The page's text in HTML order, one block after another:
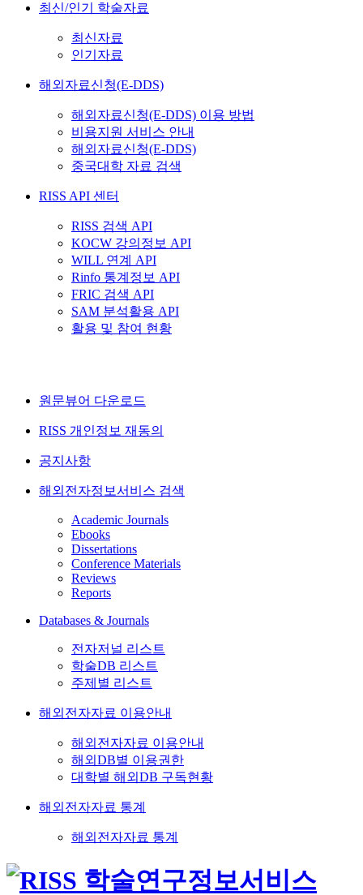
최신/인기 학술자료
최신자료
인기자료
해외자료신청(E-DDS)
해외자료신청(E-DDS) 이용 방법
비용지원 서비스 안내
해외자료신청(E-DDS)
중국대학 자료 검색
RISS API 센터
RISS 검색 API
KOCW 강의정보 API
WILL 연계 API
Rinfo 통계정보 API
FRIC 검색 API
SAM 분석활용 API
활용 및 참여 현황
원문뷰어 다운로드
RISS 개인정보 재동의
공지사항
해외전자정보서비스 검색
Academic Journals
Ebooks
Dissertations
Conference Materials
Reviews
Reports
Databases & Journals
전자저널 리스트
학술DB 리스트
주제별 리스트
해외전자자료 이용안내
해외전자자료 이용안내
해외DB별 이용권한
대학별 해외DB 구독현황
해외전자자료 통계
해외전자자료 통계